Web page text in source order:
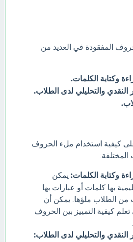
المفقودة في العديد من
وكتابة الكلمات.
النقدي والتحليلي لدى الطلاب.
كيفية استخدام ملء الحروف
المختلفة:
وكتابة الكلمات: يمكن
بها كلمات أو عبارات بها
الطلاب ملؤها. يمكن أن
كيفية التمييز بين الحروف
النقدي والتحليلي لدى الطلاب: